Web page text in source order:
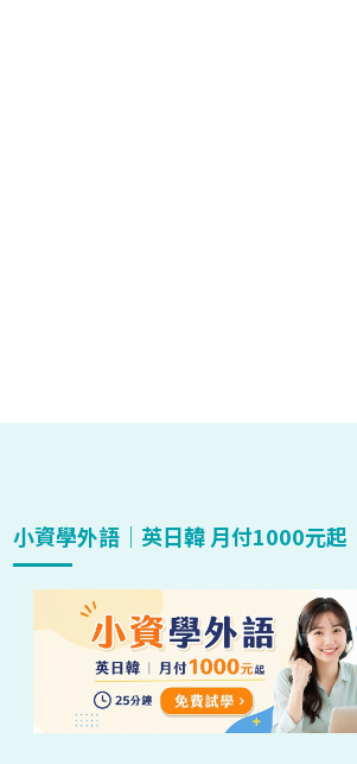
小資學外語｜英日韓 月付1000元起